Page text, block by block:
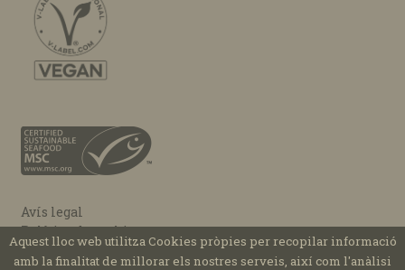
Avís legal
Política de cookies
Design byZoo Studio
Aquest lloc web utilitza Cookies pròpies per recopilar informació
amb la finalitat de millorar els nostres serveis, així com l'anàlisi